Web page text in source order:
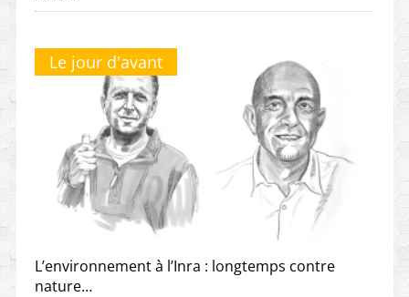
Le jour d'avant
L’environnement à l’Inra : longtemps contre
nature…